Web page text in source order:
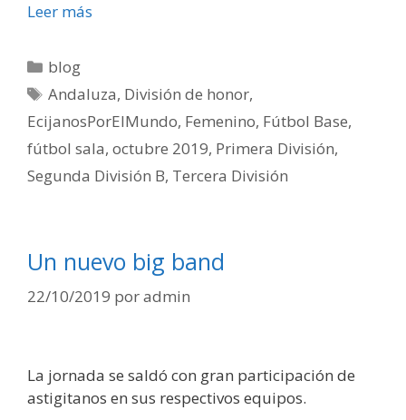
Leer más
blog
Andaluza, División de honor,
EcijanosPorElMundo, Femenino, Fútbol Base,
fútbol sala, octubre 2019, Primera División,
Segunda División B, Tercera División
Un nuevo big band
22/10/2019 poradmin
La jornada se saldó con gran participación de
astigitanos en sus respectivos equipos.